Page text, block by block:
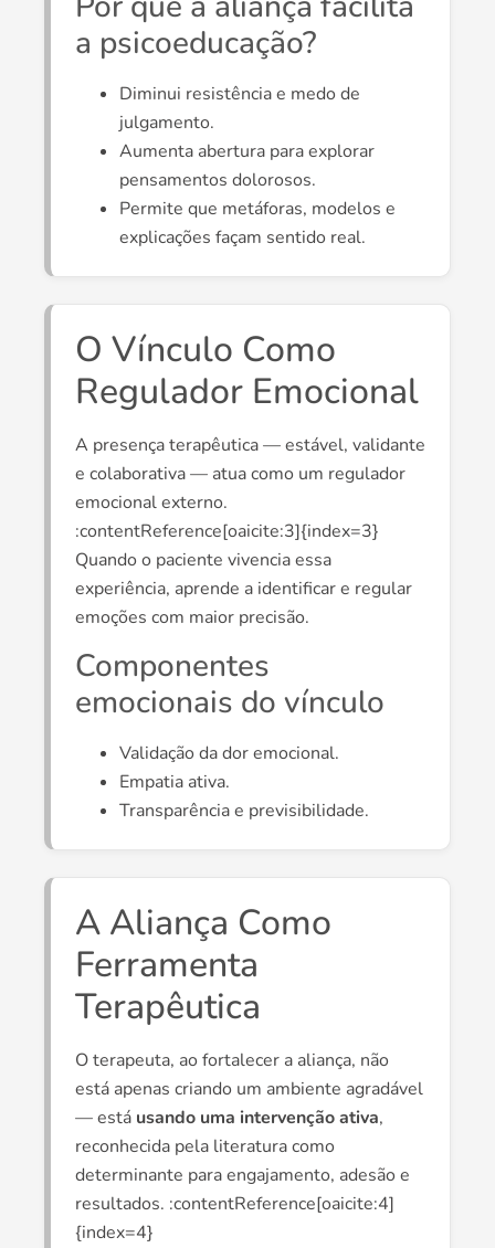
a psicoeducação?
Diminui resistência e medo de
julgamento.
Aumenta abertura para explorar
pensamentos dolorosos.
Permite que metáforas, modelos e
explicações façam sentido real.
O Vínculo Como
Regulador Emocional
A presença terapêutica — estável, validante
e colaborativa — atua como um regulador
emocional externo.
:contentReference[oaicite:3]{index=3}
Quando o paciente vivencia essa
experiência, aprende a identificar e regular
emoções com maior precisão.
Componentes
emocionais do vínculo
Validação da dor emocional.
Empatia ativa.
Transparência e previsibilidade.
A Aliança Como
Ferramenta
Terapêutica
O terapeuta, ao fortalecer a aliança, não
está apenas criando um ambiente agradável
— está usando uma intervenção ativa,
reconhecida pela literatura como
determinante para engajamento, adesão e
resultados. :contentReference[oaicite:4]
{index=4}